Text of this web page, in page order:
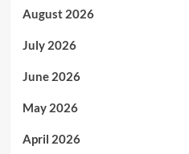
August 2026
July 2026
June 2026
May 2026
April 2026